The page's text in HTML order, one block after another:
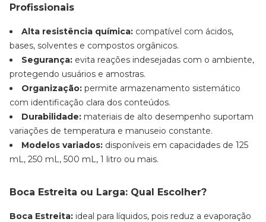
Profissionais
Alta resistência química: compatível com ácidos,
bases, solventes e compostos orgânicos.
Segurança: evita reações indesejadas com o ambiente,
protegendo usuários e amostras.
Organização: permite armazenamento sistemático
com identificação clara dos conteúdos.
Durabilidade: materiais de alto desempenho suportam
variações de temperatura e manuseio constante.
Modelos variados: disponíveis em capacidades de 125
mL, 250 mL, 500 mL, 1 litro ou mais.
Boca Estreita ou Larga: Qual Escolher?
Boca Estreita: ideal para líquidos, pois reduz a evaporação